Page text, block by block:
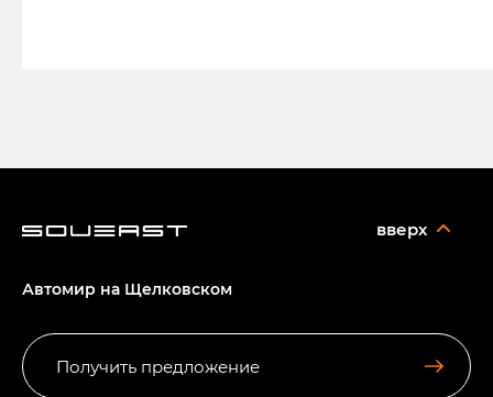
Получить предложение
вверх
Автомир на Щелковском